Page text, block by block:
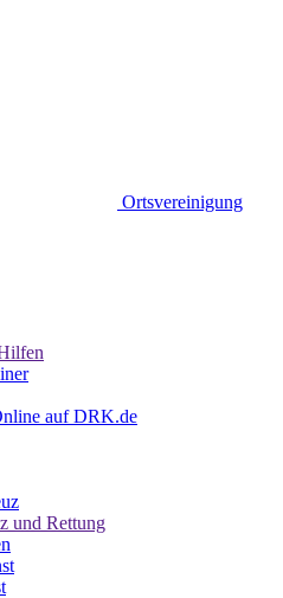
Ortsvereinigung
auf DRK.de
und Rettung